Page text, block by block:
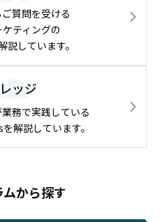
質問を受ける
ティングの
説しています。
ッジ
務で実践している
解説しています。
ムから探す